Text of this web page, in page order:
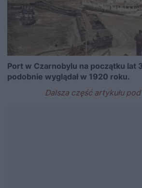
Port w Czarnobylu na początku lat
podobnie wyglądał w 1920 roku.